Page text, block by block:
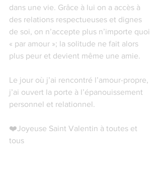
dans une vie. Grâce à lui on a accès à
des relations respectueuses et dignes
de soi, on n’accepte plus n’importe quoi
« par amour »; la solitude ne fait alors
plus peur et devient même une amie.
Le jour où j’ai rencontré l’amour-propre,
j’ai ouvert la porte à l’épanouissement
personnel et relationnel.
❤️Joyeuse Saint Valentin à toutes et
tous